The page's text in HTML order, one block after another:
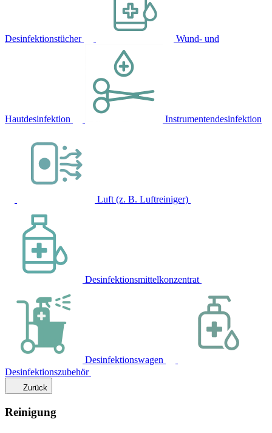
Desinfektionstücher Wund- und
Hautdesinfektion Instrumentendesinfektion
Luft (z. B. Luftreiniger)
Desinfektionsmittelkonzentrat
Desinfektionswagen
Desinfektionszubehör
Zurück
Reinigung